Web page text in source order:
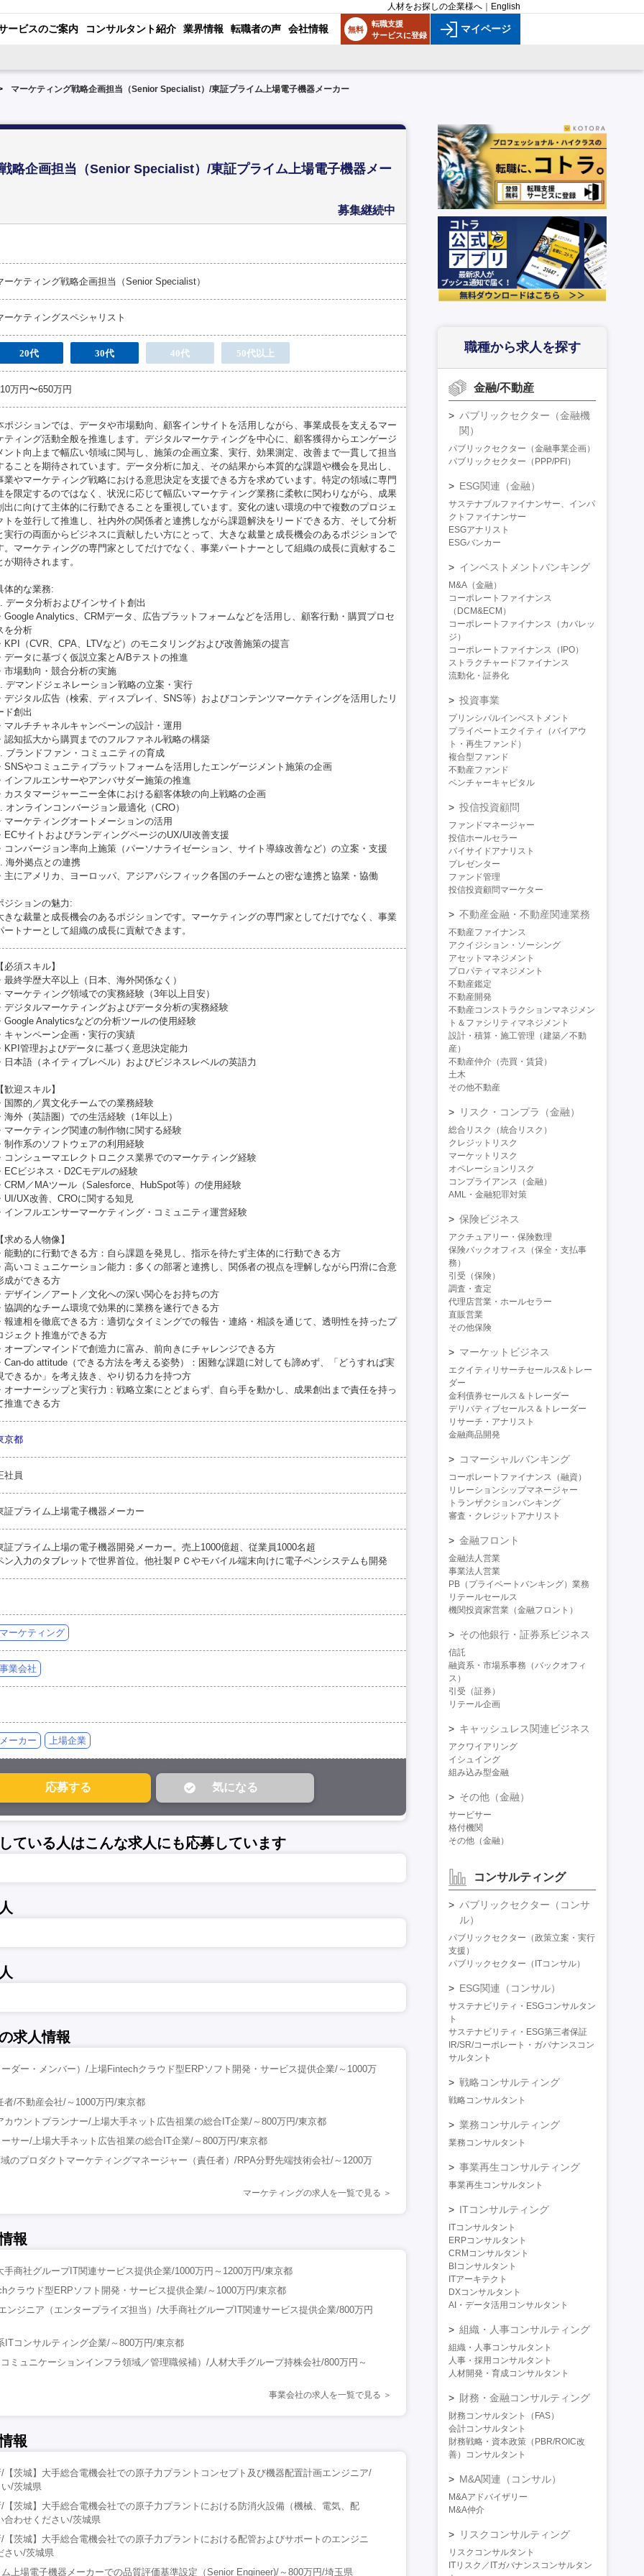
人材をお探しの企業様へ English
ービスのご案内 コンサルタント紹介 業界情報 転職者の声 会社情報 無料
転職支援
サービスに登録
マイページ
マーケティング戦略企画担当（Senior Specialist）/東証プライム上場電子機器メーカー
略企画担当（Senior Specialist）/東証プライム上場電子機器メー
募集継続中
ーケティング戦略企画担当（Senior Specialist）
ーケティングスペシャリスト
20代 30代 40代 50代以上
万円〜650万円
ポジションでは、データや市場動向、顧客インサイトを活用しながら、事業成長を支えるマー
ティング活動全般を推進します。デジタルマーケティングを中心に、顧客獲得からエンゲージ
ント向上まで幅広い領域に関与し、施策の企画立案、実行、効果測定、改善まで一貫して担当
ることを期待されています。データ分析に加え、その結果から本質的な課題や機会を見出し、
業やマーケティング戦略における意思決定を支援できる方を求めています。特定の領域に専門
を限定するのではなく、状況に応じて幅広いマーケティング業務に柔軟に関わりながら、成果
出に向けて主体的に行動できることを重視しています。変化の速い環境の中で複数のプロジェ
トを並行して推進し、社内外の関係者と連携しながら課題解決をリードできる方、そして分析
実行の両面からビジネスに貢献したい方にとって、大きな裁量と成長機会のあるポジションで
。マーケティングの専門家としてだけでなく、事業パートナーとして組織の成長に貢献するこ
が期待されます。
体的な業務:
データ分析およびインサイト創出
Google Analytics、CRMデータ、広告プラットフォームなどを活用し、顧客行動・購買プロセ
を分析
KPI（CVR、CPA、LTVなど）のモニタリングおよび改善施策の提言
データに基づく仮説立案とA/Bテストの推進
市場動向・競合分析の実施
デマンドジェネレーション戦略の立案・実行
デジタル広告（検索、ディスプレイ、SNS等）およびコンテンツマーケティングを活用したリ
ド創出
マルチチャネルキャンペーンの設計・運用
認知拡大から購買までのフルファネル戦略の構築
ブランドファン・コミュニティの育成
SNSやコミュニティプラットフォームを活用したエンゲージメント施策の企画
インフルエンサーやアンバサダー施策の推進
カスタマージャーニー全体における顧客体験の向上戦略の企画
オンラインコンバージョン最適化（CRO）
マーケティングオートメーションの活用
ECサイトおよびランディングページのUX/UI改善支援
コンバージョン率向上施策（パーソナライゼーション、サイト導線改善など）の立案・支援
海外拠点との連携
主にアメリカ、ヨーロッパ、アジアパシフィック各国のチームとの密な連携と協業・協働
ジションの魅力:
きな裁量と成長機会のあるポジションです。マーケティングの専門家としてだけでなく、事業
ートナーとして組織の成長に貢献できます。
必須スキル】
最終学歴大卒以上（日本、海外関係なく）
マーケティング領域での実務経験（3年以上目安）
デジタルマーケティングおよびデータ分析の実務経験
Google Analyticsなどの分析ツールの使用経験
キャンペーン企画・実行の実績
KPI管理およびデータに基づく意思決定能力
日本語（ネイティブレベル）およびビジネスレベルの英語力
歓迎スキル】
国際的／異文化チームでの業務経験
海外（英語圏）での生活経験（1年以上）
マーケティング関連の制作物に関する経験
制作系のソフトウェアの利用経験
コンシューマエレクトロニクス業界でのマーケティング経験
ECビジネス・D2Cモデルの経験
CRM／MAツール（Salesforce、HubSpot等）の使用経験
UI/UX改善、CROに関する知見
インフルエンサーマーケティング・コミュニティ運営経験
求める人物像】
能動的に行動できる方：自ら課題を発見し、指示を待たず主体的に行動できる方
高いコミュニケーション能力：多くの部署と連携し、関係者の視点を理解しながら円滑に合意
成ができる方
デザイン／アート／文化への深い関心をお持ちの方
協調的なチーム環境で効果的に業務を遂行できる方
報連相を徹底できる方：適切なタイミングでの報告・連絡・相談を通じて、透明性を持ったプ
ジェクト推進ができる方
オープンマインドで創造力に富み、前向きにチャレンジできる方
Can-do attitude（できる方法を考える姿勢）：困難な課題に対しても諦めず、「どうすれば実
できるか」を考え抜き、やり切る力を持つ方
オーナーシップと実行力：戦略立案にとどまらず、自ら手を動かし、成果創出まで責任を持っ
推進できる方
京都
社員
証プライム上場電子機器メーカー
証プライム上場の電子機器開発メーカー。売上1000億超、従業員1000名超
ン入力のタブレットで世界首位。他社製ＰＣやモバイル端末向けに電子ペンシステムも開発
マーケティング
事業会社
メーカー 上場企業
ている人はこんな求人にも応募しています
求人情報
ダー・メンバー）/上場Fintechクラウド型ERPソフト開発・サービス提供企業/～1000万
者/不動産会社/～1000万円/東京都
カウントプランナー/上場大手ネット広告祖業の総合IT企業/～800万円/東京都
サー/上場大手ネット広告祖業の総合IT企業/～800万円/東京都
のプロダクトマーケティングマネージャー（責任者）/RPA分野先端技術会社/～1200万
マーケティングの求人を一覧で見る
報
手商社グループIT関連サービス提供企業/1000万円～1200万円/東京都
クラウド型ERPソフト開発・サービス提供企業/～1000万円/東京都
ンジニア（エンタープライズ担当）/大手商社グループIT関連サービス提供企業/800万円
ITコンサルティング企業/～800万円/東京都
ミュニケーションインフラ領域／管理職候補）/人材大手グループ持株会社/800万円～
事業会社の求人を一覧で見る
報
【茨城】大手総合電機会社での原子力プラントコンセプト及び機器配置計画エンジニア/
/茨城県
【茨城】大手総合電機会社での原子力プラントにおける防消火設備（機械、電気、配
合わせください/茨城県
【茨城】大手総合電機会社での原子力プラントにおける配管およびサポートのエンジニ
さい/茨城県
上場電子機器メーカーでの品質評価基準設定（Senior Engineer)/～800万円/埼玉県
職種から求人を探す
金融/不動産
パブリックセクター（金融機
関）
パブリックセクター（金融事業企画）
パブリックセクター（PPP/PFI）
ESG関連（金融）
サステナブルファイナンサー、インパ
クトファイナンサー
ESGアナリスト
ESGバンカー
インベストメントバンキング
M&A（金融）
コーポレートファイナンス
（DCM&ECM）
コーポレートファイナンス（カバレッ
ジ）
コーポレートファイナンス（IPO）
ストラクチャードファイナンス
流動化・証券化
投資事業
プリンシパルインベストメント
プライベートエクイティ（バイアウ
ト・再生ファンド）
複合型ファンド
不動産ファンド
ベンチャーキャピタル
投信投資顧問
ファンドマネージャー
投信ホールセラー
バイサイドアナリスト
プレゼンター
ファンド管理
投信投資顧問マーケター
不動産金融・不動産関連業務
不動産ファイナンス
アクイジション・ソーシング
アセットマネジメント
プロパティマネジメント
不動産鑑定
不動産開発
不動産コンストラクションマネジメン
ト＆ファシリティマネジメント
設計・積算・施工管理（建築／不動
産）
不動産仲介（売買・賃貸）
土木
その他不動産
リスク・コンプラ（金融）
総合リスク（統合リスク）
クレジットリスク
マーケットリスク
オペレーションリスク
コンプライアンス（金融）
AML・金融犯罪対策
保険ビジネス
アクチュアリー・保険数理
保険バックオフィス（保全・支払事
務）
引受（保険）
調査・査定
代理店営業・ホールセラー
直販営業
その他保険
マーケットビジネス
エクイティリサーチセールス&トレー
ダー
金利債券セールス＆トレーダー
デリバティブセールス＆トレーダー
リサーチ・アナリスト
金融商品開発
コマーシャルバンキング
コーポレートファイナンス（融資）
リレーションシップマネージャー
トランザクションバンキング
審査・クレジットアナリスト
金融フロント
金融法人営業
事業法人営業
PB（プライベートバンキング）業務
リテールセールス
機関投資家営業（金融フロント）
その他銀行・証券系ビジネス
信託
融資系・市場系事務（バックオフィ
ス）
引受（証券）
リテール企画
キャッシュレス関連ビジネス
アクワイアリング
イシュイング
組み込み型金融
その他（金融）
サービサー
格付機関
その他（金融）
コンサルティング
パブリックセクター（コンサ
ル）
パブリックセクター（政策立案・実行
支援）
パブリックセクター（ITコンサル）
ESG関連（コンサル）
サステナビリティ・ESGコンサルタン
ト
サステナビリティ・ESG第三者保証
IR/SR/コーポレート・ガバナンスコン
サルタント
戦略コンサルティング
戦略コンサルタント
業務コンサルティング
業務コンサルタント
事業再生コンサルティング
事業再生コンサルタント
ITコンサルティング
ITコンサルタント
ERPコンサルタント
CRMコンサルタント
BIコンサルタント
ITアーキテクト
DXコンサルタント
AI・データ活用コンサルタント
組織・人事コンサルティング
組織・人事コンサルタント
人事・採用コンサルタント
人材開発・育成コンサルタント
財務・金融コンサルティング
財務コンサルタント（FAS）
会計コンサルタント
財務戦略・資本政策（PBR/ROIC改
善）コンサルタント
M&A関連（コンサル）
M&Aアドバイザリー
M&A仲介
リスクコンサルティング
リスクコンサルタント
ITリスク／ITガバナンスコンサルタン